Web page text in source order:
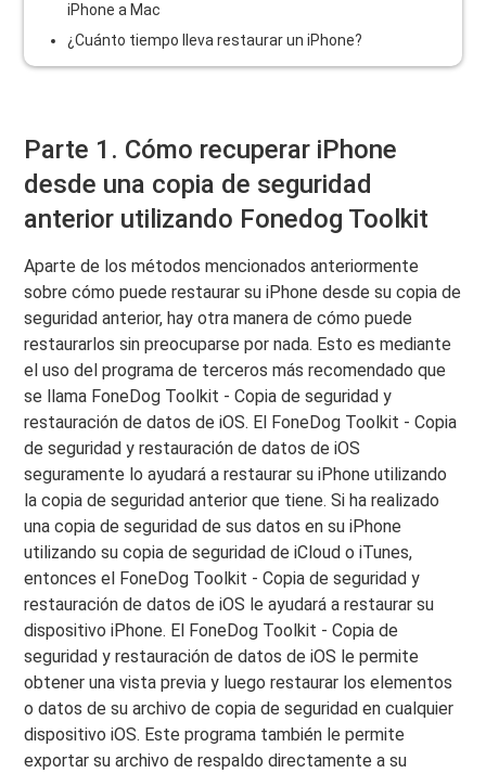
iPhone a Mac
¿Cuánto tiempo lleva restaurar un iPhone?
Parte 1. Cómo recuperar iPhone
desde una copia de seguridad
anterior utilizando Fonedog Toolkit
Aparte de los métodos mencionados anteriormente
sobre cómo puede restaurar su iPhone desde su copia de
seguridad anterior, hay otra manera de cómo puede
restaurarlos sin preocuparse por nada. Esto es mediante
el uso del programa de terceros más recomendado que
se llama FoneDog Toolkit - Copia de seguridad y
restauración de datos de iOS. El FoneDog Toolkit - Copia
de seguridad y restauración de datos de iOS
seguramente lo ayudará a restaurar su iPhone utilizando
la copia de seguridad anterior que tiene. Si ha realizado
una copia de seguridad de sus datos en su iPhone
utilizando su copia de seguridad de iCloud o iTunes,
entonces el FoneDog Toolkit - Copia de seguridad y
restauración de datos de iOS le ayudará a restaurar su
dispositivo iPhone. El FoneDog Toolkit - Copia de
seguridad y restauración de datos de iOS le permite
obtener una vista previa y luego restaurar los elementos
o datos de su archivo de copia de seguridad en cualquier
dispositivo iOS. Este programa también le permite
exportar su archivo de respaldo directamente a su